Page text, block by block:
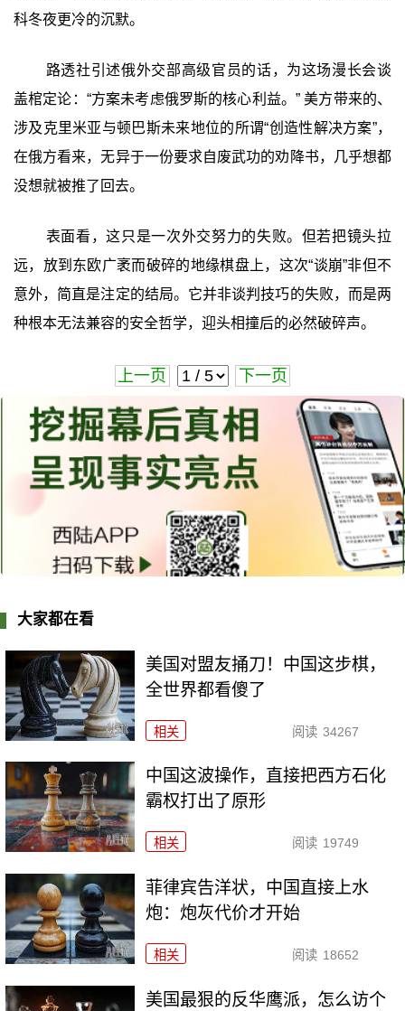
科冬夜更冷的沉默。
路透社引述俄外交部高级官员的话，为这场漫长会谈
盖棺定论：“方案未考虑俄罗斯的核心利益。” 美方带来的、
涉及克里米亚与顿巴斯未来地位的所谓“创造性解决方案”，
在俄方看来，无异于一份要求自废武功的劝降书，几乎想都
没想就被推了回去。
表面看，这只是一次外交努力的失败。但若把镜头拉
远，放到东欧广袤而破碎的地缘棋盘上，这次“谈崩”非但不
意外，简直是注定的结局。它并非谈判技巧的失败，而是两
种根本无法兼容的安全哲学，迎头相撞后的必然破碎声。
上一页 下一页
大家都在看
美国对盟友捅刀！中国这步棋，
全世界都看傻了
相关 阅读 34267
中国这波操作，直接把西方石化
霸权打出了原形
相关 阅读 19749
菲律宾告洋状，中国直接上水
炮：炮灰代价才开始
相关 阅读 18652
美国最狠的反华鹰派，怎么访个